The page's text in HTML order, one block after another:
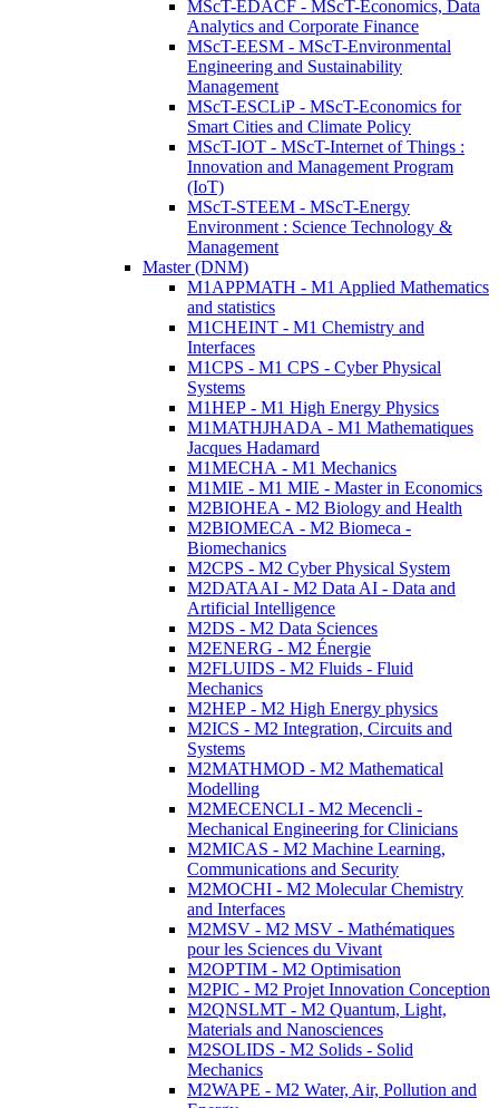
MScT-EDACF - MScT-Economics, Data
Analytics and Corporate Finance
MScT-EESM - MScT-Environmental
Engineering and Sustainability
Management
MScT-ESCLiP - MScT-Economics for
Smart Cities and Climate Policy
MScT-IOT - MScT-Internet of Things :
Innovation and Management Program
(IoT)
MScT-STEEM - MScT-Energy
Environment : Science Technology &
Management
Master (DNM)
M1APPMATH - M1 Applied Mathematics
and statistics
M1CHEINT - M1 Chemistry and
Interfaces
M1CPS - M1 CPS - Cyber Physical
Systems
M1HEP - M1 High Energy Physics
M1MATHJHADA - M1 Mathematiques
Jacques Hadamard
M1MECHA - M1 Mechanics
M1MIE - M1 MIE - Master in Economics
M2BIOHEA - M2 Biology and Health
M2BIOMECA - M2 Biomeca -
Biomechanics
M2CPS - M2 Cyber Physical System
M2DATAAI - M2 Data AI - Data and
Artificial Intelligence
M2DS - M2 Data Sciences
M2ENERG - M2 Énergie
M2FLUIDS - M2 Fluids - Fluid
Mechanics
M2HEP - M2 High Energy physics
M2ICS - M2 Integration, Circuits and
Systems
M2MATHMOD - M2 Mathematical
Modelling
M2MECENCLI - M2 Mecencli -
Mechanical Engineering for Clinicians
M2MICAS - M2 Machine Learning,
Communications and Security
M2MOCHI - M2 Molecular Chemistry
and Interfaces
M2MSV - M2 MSV - Mathématiques
pour les Sciences du Vivant
M2OPTIM - M2 Optimisation
M2PIC - M2 Projet Innovation Conception
M2QNSLMT - M2 Quantum, Light,
Materials and Nanosciences
M2SOLIDS - M2 Solids - Solid
Mechanics
M2WAPE - M2 Water, Air, Pollution and